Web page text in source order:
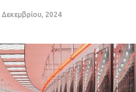
Δεκεμβρίου, 2024